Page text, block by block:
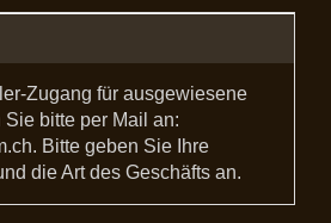
Zugang für ausgewiesene
bitte per Mail an:
Bitte geben Sie Ihre
die Art des Geschäfts an.